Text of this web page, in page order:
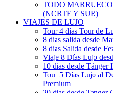
TODO
(NORTE Y SUR)
VIAJES DE LUJO
Tour 4 días Tour de
8 dias salida desde
8 dias Salida desde
Viaje 8 Días Lujo
10 dias desde Tánger
Tour 5 Días Lujo al
Premium